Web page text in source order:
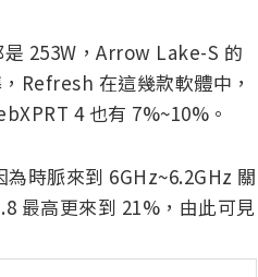
253W，Arrow Lake-S 的
Refresh 在這幾款軟體中，
4 也有 7%~10%。
時脈來到 6GHz~6.2GHz 關
最高更來到 21%，由此可見